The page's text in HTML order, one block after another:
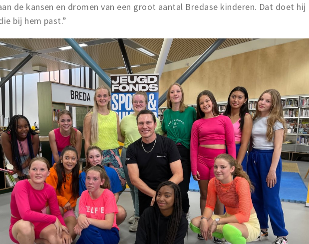
de kansen en dromen van een groot aantal Bredase kinderen. Dat doet hij
bij hem past.”